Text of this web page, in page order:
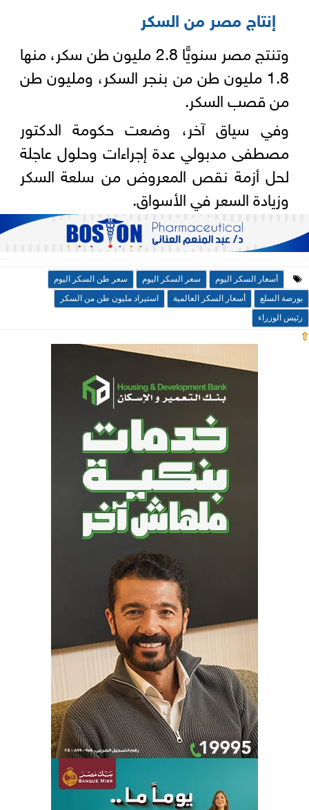
إنتاج مصر من السكر
وتنتج مصر سنويًّا 2.8 مليون طن سكر، منها
1.8 مليون طن من بنجر السكر، ومليون طن
من قصب السكر.
وفي سياق آخر، وضعت حكومة الدكتور
مصطفى مدبولي عدة إجراءات وحلول عاجلة
لحل أزمة نقص المعروض من سلعة السكر
وزيادة السعر في الأسواق.
أسعار السكر اليوم سعر السكر اليوم
سعر طن السكر اليوم
بورصة السلع
أسعار السكر العالمية
استيراد مليون طن من السكر
رئيس الوزراء
⇧